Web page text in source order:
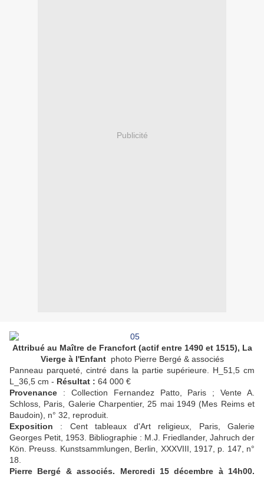
Publicité
Attribué au Maître de Francfort (actif entre 1490 et 1515), La
Vierge à l'Enfant photo Pierre Bergé & associés
Panneau parqueté, cintré dans la partie supérieure. H_51,5 cm
L_36,5 cm - Résultat : 64 000 €
Provenance : Collection Fernandez Patto, Paris ; Vente A.
Schloss, Paris, Galerie Charpentier, 25 mai 1949 (Mes Reims et
Baudoin), n° 32, reproduit.
Exposition : Cent tableaux d'Art religieux, Paris, Galerie
Georges Petit, 1953. Bibliographie : M.J. Friedlander, Jahruch der
Kön. Preuss. Kunstsammlungen, Berlin, XXXVIII, 1917, p. 147, n°
18.
Pierre Bergé & associés. Mercredi 15 décembre à 14h00.